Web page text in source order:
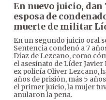
En nuevo juicio, dan
esposa de
muerte de militar
En un segundo juicio oral
Sentencia condenó a 7
Díaz de Lezcano, como
el asesinato de Líder Javier
ex policía Oliver Lezcano,
años de prisión, más 5
el primer juicio, la mujer
anularon la pena.